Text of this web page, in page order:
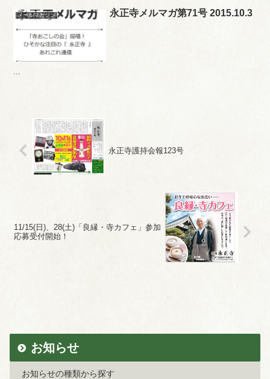
メールマガジン 永正寺メルマガ第71号 2015.10.3
...
永正寺護持会報123号
11/15(日)、28(土)「良縁・寺カフェ」参加
応募受付開始！
お知らせ
お知らせの種類から探す